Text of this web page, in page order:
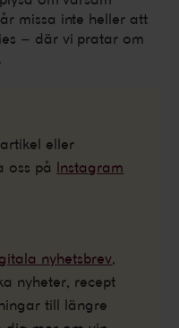
missa inte heller att
– där vi pratar om
eller
oss på Instagram
nyhetsbrev,
nyheter, recept
till längre